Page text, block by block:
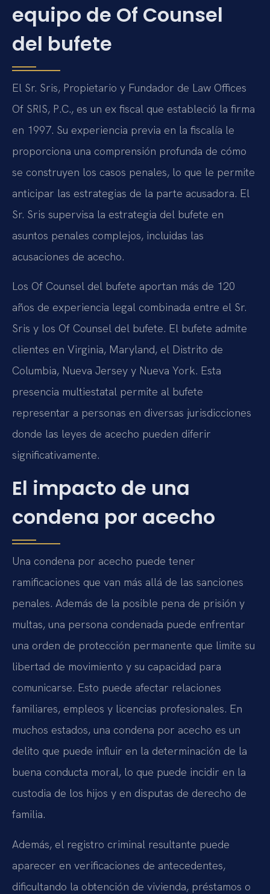
equipo de Of Counsel
del bufete
El Sr. Sris, Propietario y Fundador de Law Offices
Of SRIS, P.C., es un ex fiscal que estableció la firma
en 1997. Su experiencia previa en la fiscalía le
proporciona una comprensión profunda de cómo
se construyen los casos penales, lo que le permite
anticipar las estrategias de la parte acusadora. El
Sr. Sris supervisa la estrategia del bufete en
asuntos penales complejos, incluidas las
acusaciones de acecho.
Los Of Counsel del bufete aportan más de 120
años de experiencia legal combinada entre el Sr.
Sris y los Of Counsel del bufete. El bufete admite
clientes en Virginia, Maryland, el Distrito de
Columbia, Nueva Jersey y Nueva York. Esta
presencia multiestatal permite al bufete
representar a personas en diversas jurisdicciones
donde las leyes de acecho pueden diferir
significativamente.
El impacto de una
condena por acecho
Una condena por acecho puede tener
ramificaciones que van más allá de las sanciones
penales. Además de la posible pena de prisión y
multas, una persona condenada puede enfrentar
una orden de protección permanente que limite su
libertad de movimiento y su capacidad para
comunicarse. Esto puede afectar relaciones
familiares, empleos y licencias profesionales. En
muchos estados, una condena por acecho es un
delito que puede influir en la determinación de la
buena conducta moral, lo que puede incidir en la
custodia de los hijos y en disputas de derecho de
familia.
Además, el registro criminal resultante puede
aparecer en verificaciones de antecedentes,
dificultando la obtención de vivienda, préstamos o